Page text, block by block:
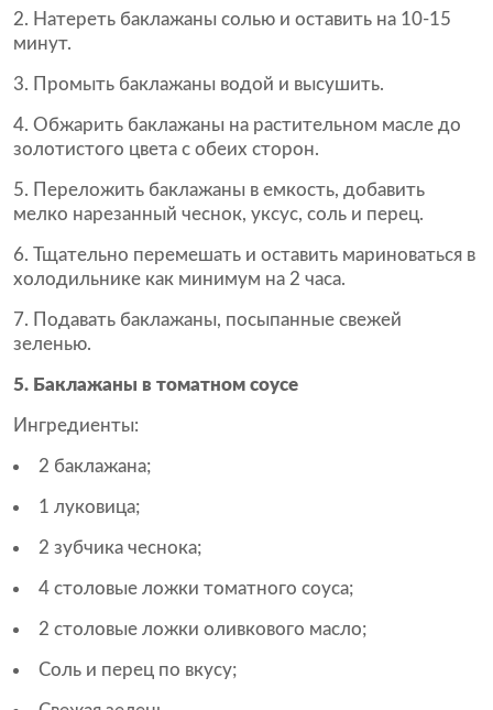
Натереть баклажаны солью и оставить на 10-15
минут.
Промыть баклажаны водой и высушить.
Обжарить баклажаны на растительном масле до
золотистого цвета с обеих сторон.
Переложить баклажаны в емкость, добавить
мелко нарезанный чеснок, уксус, соль и перец.
Тщательно перемешать и оставить мариноваться в
холодильнике как минимум на 2 часа.
Подавать баклажаны, посыпанные свежей
зеленью.
5. Баклажаны в томатном соусе
Ингредиенты:
2 баклажана;
1 луковица;
2 зубчика чеснока;
4 столовые ложки томатного соуса;
2 столовые ложки оливкового масло;
Соль и перец по вкусу;